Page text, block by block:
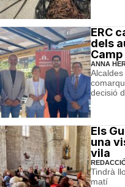
ERC
dels
ANNA
decisió
Els
una
vila
Tindrà
matí